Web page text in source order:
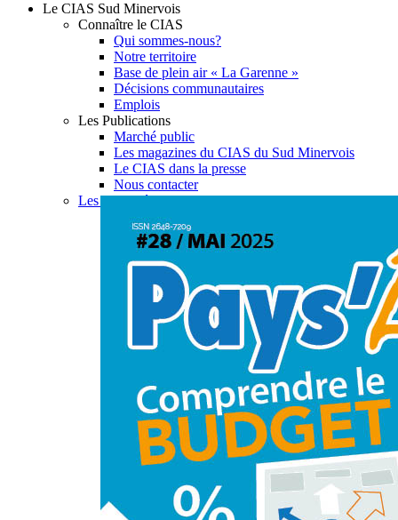
Le CIAS Sud Minervois
Connaître le CIAS
Qui sommes-nous?
Notre territoire
Base de plein air « La Garenne »
Décisions communautaires
Emplois
Les Publications
Marché public
Les magazines du CIAS du Sud Minervois
Le CIAS dans la presse
Nous contacter
Les actualités du CIAS